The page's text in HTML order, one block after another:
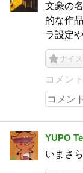
文豪の
的な作
ラ設定
ナイス
コメン
YUPO
いまさ